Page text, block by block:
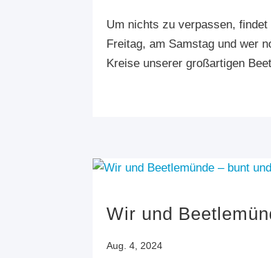
Um nichts zu verpassen,
Freitag, am Samstag und wer
Kreise unserer großartigen
Wir und
Aug. 4, 2024